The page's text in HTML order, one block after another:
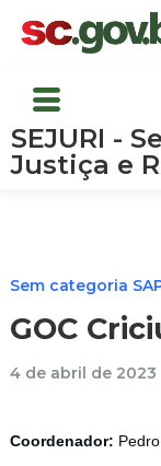
SEJURI -
Justiça e
Sem categoria
GOC
4 de abril de 2023
Coordenador: